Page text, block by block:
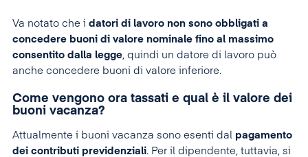
Va notato che i datori di lavoro non sono obbligati a
concedere buoni di valore nominale fino al massimo
consentito dalla legge , quindi un datore di lavoro può
anche concedere buoni di valore inferiore.
Come vengono ora tassati e qual è il valore dei
buoni vacanza?
Attualmente i buoni vacanza sono esenti dal pagamento
dei contributi previdenziali. Per il dipendente, tuttavia, si